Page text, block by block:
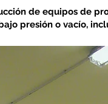
de equipos de
presión o vacío,